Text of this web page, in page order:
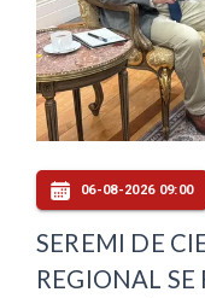
06-08-2026 09:00
SEREMI DE
REGIONAL